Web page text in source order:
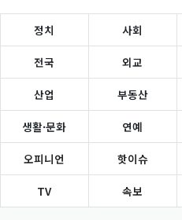
정치 사회
전국 외교
산업 부동산
생활·문화 연예
오피니언 핫이슈
TV 속보